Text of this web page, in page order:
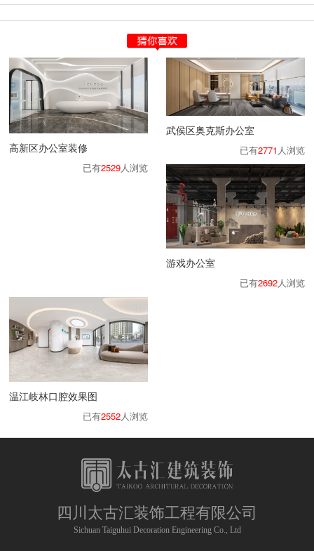
高新区办公室装修
已有2529人浏览
武侯区奥克斯办公室
已有2771 人浏览
游戏办公室
已有2692人浏览
温江岐林口腔效果图
已有2552人浏览
四川太古汇装饰工程有限公司
Sichuan Taiguhui Decoration Engineering Co., Ltd